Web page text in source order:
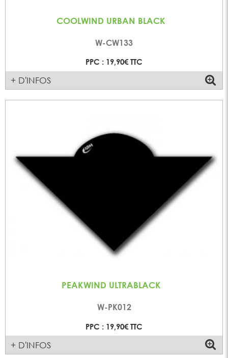
COOLWIND URBAN BLACK
W-CW133
PPC : 19,90€ TTC
+ D'INFOS
PEAKWIND ULTRABLACK
W-PK012
PPC : 19,90€ TTC
+ D'INFOS